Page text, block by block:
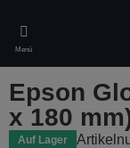
main
content
Menü
Epson
x 180
Auf Lager